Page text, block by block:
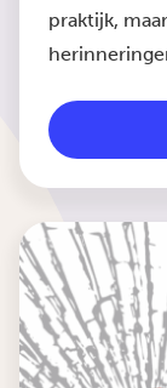
praktijk,